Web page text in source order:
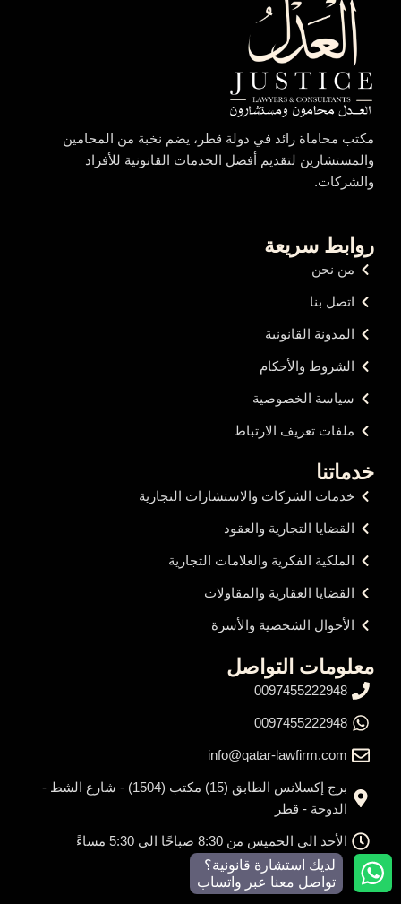
مكتب محاماة رائد في دولة قطر، يضم نخبة من المحامين
والمستشارين لتقديم أفضل الخدمات القانونية للأفراد
والشركات.
روابط سريعة
من نحن
اتصل بنا
المدونة القانونية
الشروط والأحكام
سياسة الخصوصية
ملفات تعريف الارتباط
خدماتنا
خدمات الشركات والاستشارات التجارية
القضايا التجارية والعقود
الملكية الفكرية والعلامات التجارية
القضايا العقارية والمقاولات
الأحوال الشخصية والأسرة
معلومات التواصل
0097455222948
0097455222948
info@qatar-lawfirm.com
برج إكسلانس الطابق (15) مكتب (1504) - شارع الشط -
الدوحة - قطر
الأحد الى الخميس من 8:30 صباحًا الى 5:30 مساءً
لديك استشارة قانونية؟
تواصل معنا عبر واتساب